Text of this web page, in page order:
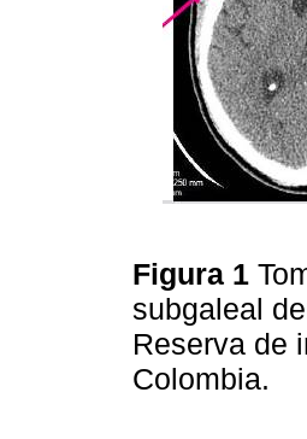
Figura 1
subgaleal
Reserva de
Colombia.